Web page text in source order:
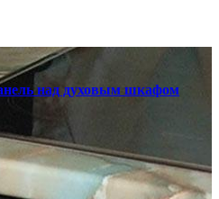
над духовым шкафом